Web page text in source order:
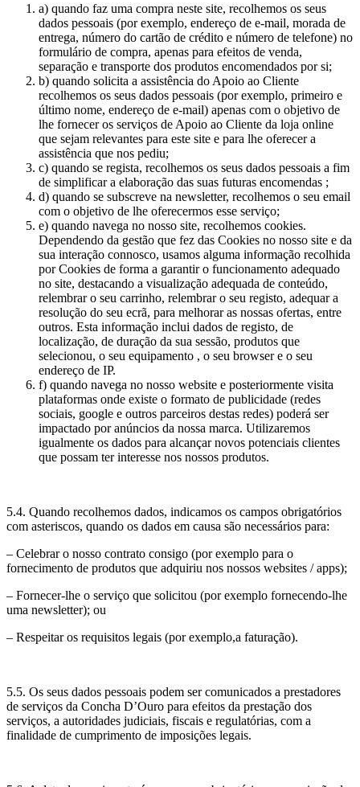
a) quando faz uma compra neste site, recolhemos os seus
dados pessoais (por exemplo, endereço de e-mail, morada de
entrega, número do cartão de crédito e número de telefone) no
formulário de compra, apenas para efeitos de venda,
separação e transporte dos produtos encomendados por si;
b) quando solicita a assistência do Apoio ao Cliente
recolhemos os seus dados pessoais (por exemplo, primeiro e
último nome, endereço de e-mail) apenas com o objetivo de
lhe fornecer os serviços de Apoio ao Cliente da loja online
que sejam relevantes para este site e para lhe oferecer a
assistência que nos pediu;
c) quando se regista, recolhemos os seus dados pessoais a fim
de simplificar a elaboração das suas futuras encomendas ;
d) quando se subscreve na newsletter, recolhemos o seu email
com o objetivo de lhe oferecermos esse serviço;
e) quando navega no nosso site, recolhemos cookies.
Dependendo da gestão que fez das Cookies no nosso site e da
sua interação connosco, usamos alguma informação recolhida
por Cookies de forma a garantir o funcionamento adequado
no site, destacando a visualização adequada de conteúdo,
relembrar o seu carrinho, relembrar o seu registo, adequar a
resolução do seu ecrã, para melhorar as nossas ofertas, entre
outros. Esta informação inclui dados de registo, de
localização, de duração da sua sessão, produtos que
selecionou, o seu equipamento , o seu browser e o seu
endereço de IP.
f) quando navega no nosso website e posteriormente visita
plataformas onde existe o formato de publicidade (redes
sociais, google e outros parceiros destas redes) poderá ser
impactado por anúncios da nossa marca. Utilizaremos
igualmente os dados para alcançar novos potenciais clientes
que possam ter interesse nos nossos produtos.
5.4. Quando recolhemos dados, indicamos os campos obrigatórios
com asteriscos, quando os dados em causa são necessários para:
– Celebrar o nosso contrato consigo (por exemplo para o
fornecimento de produtos que adquiriu nos nossos websites / apps);
– Fornecer-lhe o serviço que solicitou (por exemplo fornecendo-lhe
uma newsletter); ou
– Respeitar os requisitos legais (por exemplo,a faturação).
5.5. Os seus dados pessoais podem ser comunicados a prestadores
de serviços da Concha D’Ouro para efeitos da prestação dos
serviços, a autoridades judiciais, fiscais e regulatórias, com a
finalidade de cumprimento de imposições legais.